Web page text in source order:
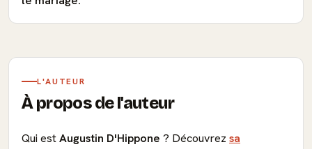
L'AUTEUR
À propos de l'auteur
Qui estAugustin D'Hippone ? Découvrez sa